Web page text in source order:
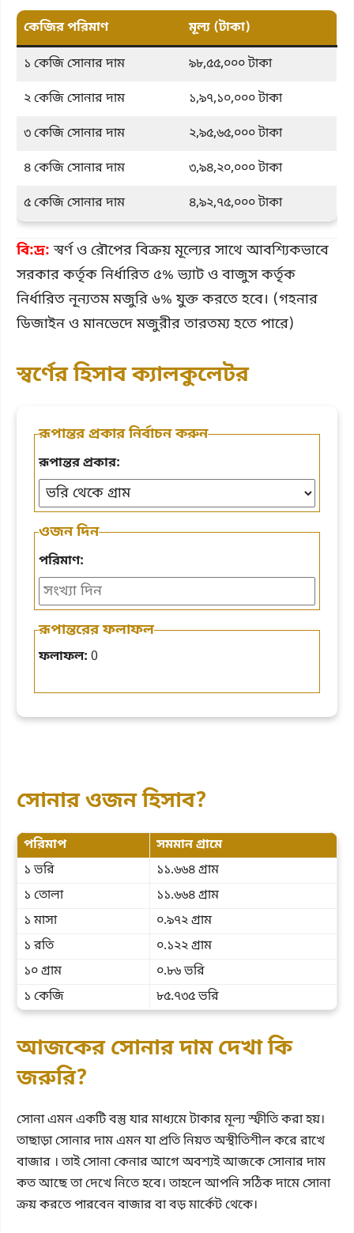
কেজির পরিমাণ মূল্য (টাকা)
১ কেজি সোনার দাম
৯৮,৫৫,০০০ টাকা
২ কেজি সোনার দাম
১,৯৭,১০,০০০ টাকা
৩ কেজি সোনার দাম
২,৯৫,৬৫,০০০ টাকা
৪ কেজি সোনার দাম
৩,৯৪,২০,০০০ টাকা
৫ কেজি সোনার দাম
৪,৯২,৭৫,০০০ টাকা
বি:দ্র: স্বর্ণ ও রৌপের বিক্রয় মূল্যের সাথে আবশ্যিকভাবে
সরকার কর্তৃক নির্ধারিত ৫% ভ্যাট ও বাজুস কর্তৃক
নির্ধারিত নূন্যতম মজুরি ৬% যুক্ত করতে হবে। (গহনার
ডিজাইন ও মানভেদে মজুরীর তারতম্য হতে পারে)
স্বর্ণের হিসাব ক্যালকুলেটর
রূপান্তর প্রকার নির্বাচন করুন
রূপান্তর প্রকার:
ওজন দিন
পরিমাণ:
রূপান্তরের ফলাফল
ফলাফল: 0
সোনার ওজন হিসাব?
পরিমাপ
সমমান গ্রামে
১ ভরি
১১.৬৬৪ গ্রাম
১ তোলা
১১.৬৬৪ গ্রাম
১ মাসা
০.৯৭২ গ্রাম
১ রতি
০.১২২ গ্রাম
১০ গ্রাম
০.৮৬ ভরি
১ কেজি
৮৫.৭৩৫ ভরি
আজকের সোনার দাম দেখা কি
জরুরি?
সোনা এমন একটি বস্তু যার মাধ্যমে টাকার মূল্য স্ফীতি করা হয়।
তাছাড়া সোনার দাম এমন যা প্রতি নিয়ত অস্থীতিশীল করে রাখে
বাজার । তাই সোনা কেনার আগে অবশ্যই আজকে সোনার দাম
কত আছে তা দেখে নিতে হবে। তাহলে আপনি সঠিক দামে সোনা
ক্রয় করতে পারবেন বাজার বা বড় মার্কেট থেকে।